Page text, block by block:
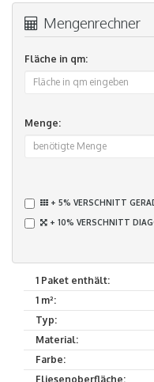
Mengenrechner
Fläche in qm:
Menge:
+ 5% VERSCHNITT
+ 10% VERSCHNITT
1 Paket enthält:
1 m²:
Typ:
Material:
Farbe:
Fliesenoberfläche: